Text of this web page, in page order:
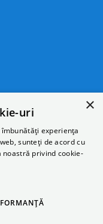
×
uri
experiența
sunteți de acord cu
privind cookie-